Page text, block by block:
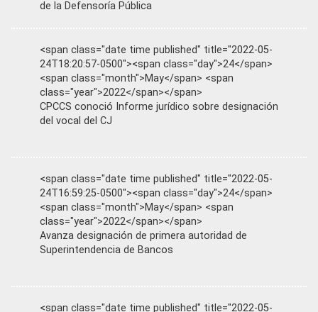
de la Defensoría Pública
<span class="date time published" title="2022-05-
24T18:20:57-0500"><span class="day">24</span>
<span class="month">May</span> <span
class="year">2022</span></span>
CPCCS conoció Informe jurídico sobre designación
del vocal del CJ
<span class="date time published" title="2022-05-
24T16:59:25-0500"><span class="day">24</span>
<span class="month">May</span> <span
class="year">2022</span></span>
Avanza designación de primera autoridad de
Superintendencia de Bancos
<span class="date time published" title="2022-05-